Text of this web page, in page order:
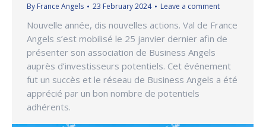
By France Angels 23 February 2024 Leave a comment
Nouvelle année, dis nouvelles actions. Val de France
Angels s’est mobilisé le 25 janvier dernier afin de
présenter son association de Business Angels
auprès d’investisseurs potentiels. Cet événement
fut un succès et le réseau de Business Angels a été
apprécié par un bon nombre de potentiels
adhérents.